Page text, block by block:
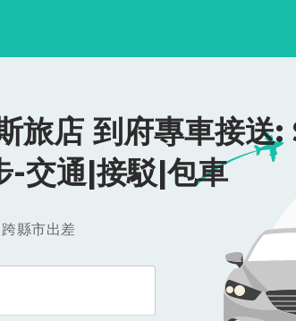
旅店 到府專車接送
交通|接駁|包車
縣市出差